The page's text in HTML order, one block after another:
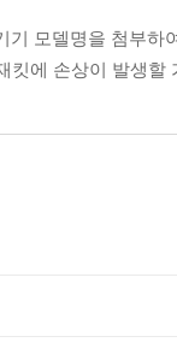
기 모델명을 첨부하
킷에 손상이 발생